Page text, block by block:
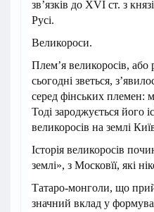
зв’язків до XVI ст. з
Русі.
Великороси.
Плем’я великоросів, або
сьогодні зветься,
серед фінських племен:
Тоді зароджується його
великоросів на землі
Історія великоросів
землі», з Московїї, які
Татаро-монголи, що
значний вклад у